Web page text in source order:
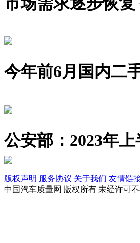
今年前6月国内二
公安部：2023年
版权声明 服务协议 关于我们 友情链
中国汽车质量网 版权所有 未经许可